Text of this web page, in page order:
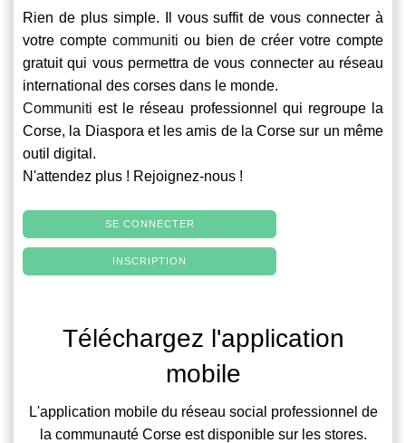
Rien de plus simple. Il vous suffit de vous connecter à
votre compte communiti ou bien de créer votre compte
gratuit qui vous permettra de vous connecter au réseau
international des corses dans le monde.
Communiti est le réseau professionnel qui regroupe la
Corse, la Diaspora et les amis de la Corse sur un même
outil digital.
N'attendez plus ! Rejoignez-nous !
SE CONNECTER
INSCRIPTION
Téléchargez l'application
mobile
L'application mobile du réseau social professionnel de
la communauté Corse est disponible sur les stores.